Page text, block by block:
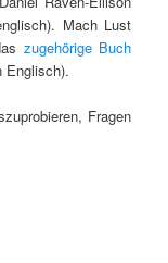
Mach Lust
zugehörige Buch
Englisch).
Fragen